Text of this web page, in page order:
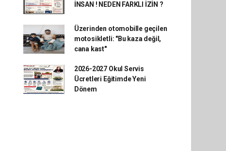
İNSAN ! NEDEN FARKLI İZİN ?
Üzerinden otomobille geçilen
motosikletli: "Bu kaza değil,
cana kast"
2026-2027 Okul Servis
Ücretleri Eğitimde Yeni
Dönem